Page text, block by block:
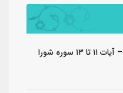
سوره شورا